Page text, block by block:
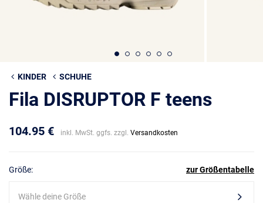
KINDER SCHUHE
Fila DISRUPTOR F teens
104.95 € inkl. MwSt. ggfs. zzgl. Versandkosten
Größe: zur Größentabelle
Wähle deine Größe